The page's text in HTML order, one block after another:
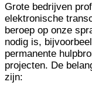
Grote bedrijven
elektronische
beroep op onze
nodig is,
permanente
projecten. De
zijn: